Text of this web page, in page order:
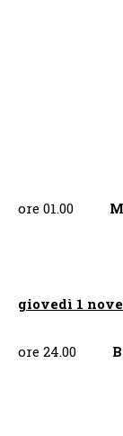
ore 01.00
giovedì 1
ore 24.00